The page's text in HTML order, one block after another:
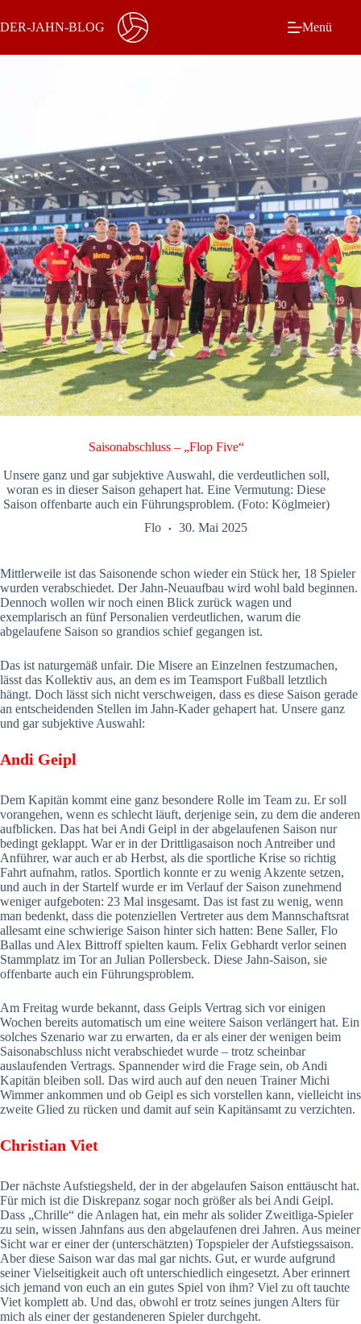
Inhalt
springen
DER-JAHN-BLOG Menü
Saisonabschluss – „Flop Five“
Unsere ganz und gar subjektive Auswahl, die verdeutlichen soll,
woran es in dieser Saison gehapert hat. Eine Vermutung: Diese
Saison offenbarte auch ein Führungsproblem. (Foto: Köglmeier)
Flo
30. Mai 2025
Mittlerweile ist das Saisonende schon wieder ein Stück her, 18 Spieler
wurden verabschiedet. Der Jahn-Neuaufbau wird wohl bald beginnen.
Dennoch wollen wir noch einen Blick zurück wagen und
exemplarisch an fünf Personalien verdeutlichen, warum die
abgelaufene Saison so grandios schief gegangen ist.
Das ist naturgemäß unfair. Die Misere an Einzelnen festzumachen,
lässt das Kollektiv aus, an dem es im Teamsport Fußball letztlich
hängt. Doch lässt sich nicht verschweigen, dass es diese Saison gerade
an entscheidenden Stellen im Jahn-Kader gehapert hat. Unsere ganz
und gar subjektive Auswahl:
Andi Geipl
Dem Kapitän kommt eine ganz besondere Rolle im Team zu. Er soll
vorangehen, wenn es schlecht läuft, derjenige sein, zu dem die anderen
aufblicken. Das hat bei Andi Geipl in der abgelaufenen Saison nur
bedingt geklappt. War er in der Drittligasaison noch Antreiber und
Anführer, war auch er ab Herbst, als die sportliche Krise so richtig
Fahrt aufnahm, ratlos. Sportlich konnte er zu wenig Akzente setzen,
und auch in der Startelf wurde er im Verlauf der Saison zunehmend
weniger aufgeboten: 23 Mal insgesamt. Das ist fast zu wenig, wenn
man bedenkt, dass die potenziellen Vertreter aus dem Mannschaftsrat
allesamt eine schwierige Saison hinter sich hatten: Bene Saller, Flo
Ballas und Alex Bittroff spielten kaum. Felix Gebhardt verlor seinen
Stammplatz im Tor an Julian Pollersbeck. Diese Jahn-Saison, sie
offenbarte auch ein Führungsproblem.
Am Freitag wurde bekannt, dass Geipls Vertrag sich vor einigen
Wochen bereits automatisch um eine weitere Saison verlängert hat. Ein
solches Szenario war zu erwarten, da er als einer der wenigen beim
Saisonabschluss nicht verabschiedet wurde – trotz scheinbar
auslaufenden Vertrags. Spannender wird die Frage sein, ob Andi
Kapitän bleiben soll. Das wird auch auf den neuen Trainer Michi
Wimmer ankommen und ob Geipl es sich vorstellen kann, vielleicht ins
zweite Glied zu rücken und damit auf sein Kapitänsamt zu verzichten.
Christian Viet
Der nächste Aufstiegsheld, der in der abgelaufen Saison enttäuscht hat.
Für mich ist die Diskrepanz sogar noch größer als bei Andi Geipl.
Dass „Chrille“ die Anlagen hat, ein mehr als solider Zweitliga-Spieler
zu sein, wissen Jahnfans aus den abgelaufenen drei Jahren. Aus meiner
Sicht war er einer der (unterschätzten) Topspieler der Aufstiegssaison.
Aber diese Saison war das mal gar nichts. Gut, er wurde aufgrund
seiner Vielseitigkeit auch oft unterschiedlich eingesetzt. Aber erinnert
sich jemand von euch an ein gutes Spiel von ihm? Viel zu oft tauchte
Viet komplett ab. Und das, obwohl er trotz seines jungen Alters für
mich als einer der gestandeneren Spieler durchgeht.